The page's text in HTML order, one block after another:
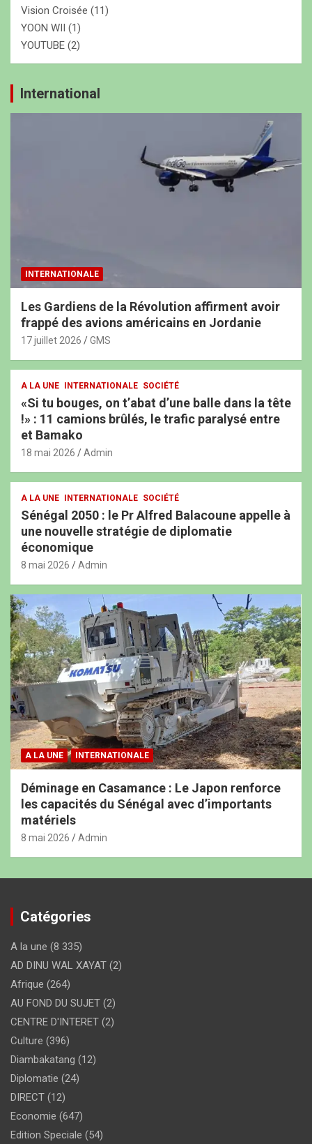
Vision Croisée (11)
YOON WII (1)
YOUTUBE (2)
International
INTERNATIONALE
Les Gardiens de la Révolution affirment avoir
frappé des avions américains en Jordanie
17 juillet 2026 GMS
A LA UNE INTERNATIONALE SOCIÉTÉ
«Si tu bouges, on t’abat d’une balle dans la tête
!» : 11 camions brûlés, le trafic paralysé entre
et Bamako
18 mai 2026 Admin
A LA UNE INTERNATIONALE SOCIÉTÉ
Sénégal 2050 : le Pr Alfred Balacoune appelle à
une nouvelle stratégie de diplomatie
économique
8 mai 2026 Admin
A LA UNE INTERNATIONALE
Déminage en Casamance : Le Japon renforce
les capacités du Sénégal avec d’importants
matériels
8 mai 2026 Admin
Catégories
A la une (8 335)
AD DINU WAL XAYAT (2)
Afrique (264)
AU FOND DU SUJET (2)
CENTRE D'INTERET (2)
Culture (396)
Diambakatang (12)
Diplomatie (24)
DIRECT (12)
Economie (647)
Edition Speciale (54)